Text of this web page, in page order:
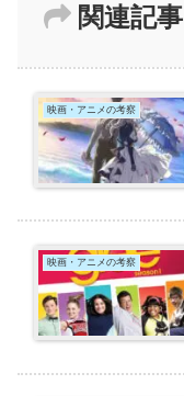
関連記事
映画・アニメの考察
映画・アニメの考察